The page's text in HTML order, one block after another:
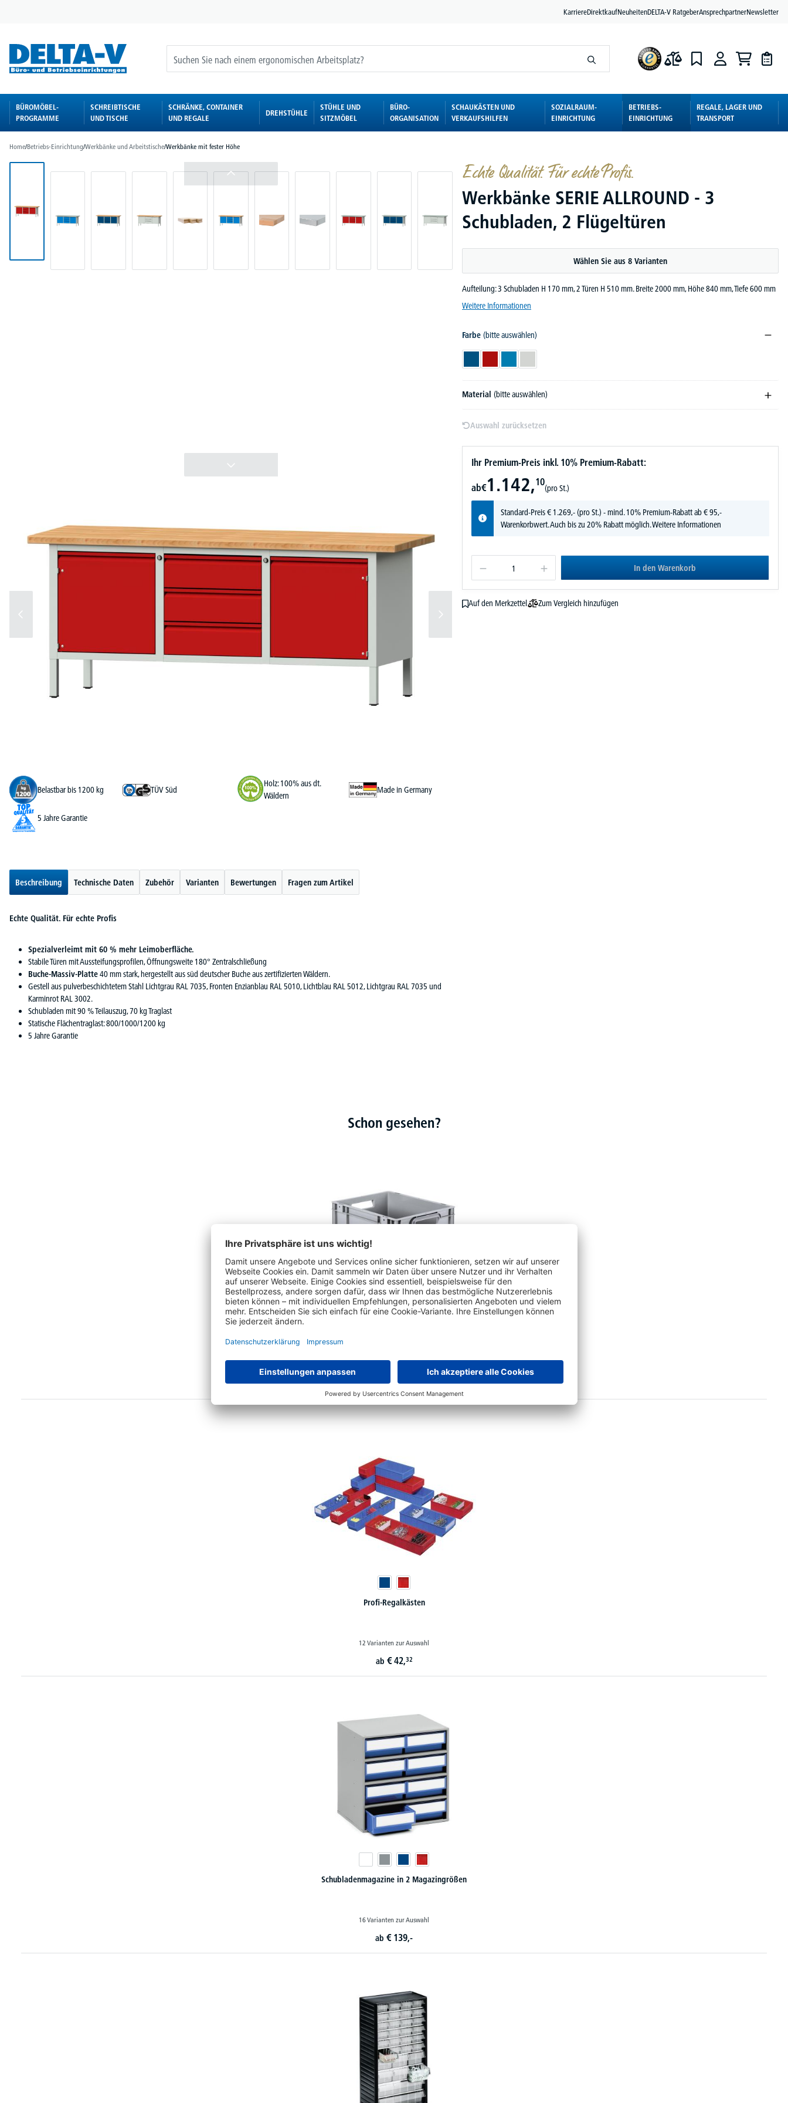
KarriereDirektkaufNeuheitenDELTA-V RatgeberAnsprechpartnerNewsletter
BÜROMÖBEL-
PROGRAMME
SCHREIBTISCHE
UND TISCHE
SCHRÄNKE, CONTAINER
UND REGALE
DREHSTÜHLE
STÜHLE UND
SITZMÖBEL
BÜRO-
ORGANISATION
SCHAUKÄSTEN UND
VERKAUFSHILFEN
SOZIALRAUM-
EINRICHTUNG
BETRIEBS-
EINRICHTUNG
REGALE, LAGER UND
TRANSPORT
Home/Betriebs-Einrichtung/Werkbänke und Arbeitstische/Werkbänke mit fester Höhe
Echte Qualität. Für echte Profis.
Werkbänke SERIE ALLROUND - 3
Schubladen, 2 Flügeltüren
Wählen Sie aus 8 Varianten
Aufteilung: 3 Schubladen H 170 mm, 2 Türen H 510 mm. Breite 2000 mm, Höhe 840 mm, Tiefe 600 mm
Weitere Informationen
Farbe (bitte auswählen)
Material (bitte auswählen)
Auswahl zurücksetzen
Ihr Premium-Preis inkl. 10% Premium-Rabatt:
ab€1.142,10
(pro St.)
Standard-Preis€ 1.269,-(pro St.) - mind. 10% Premium-Rabatt ab € 95,-
Warenkorbwert. Auch bis zu 20% Rabatt möglich.Weitere Informationen
In den Warenkorb
Auf den Merkzettel Zum Vergleich hinzufügen
Belastbar bis 1200 kg TÜV Süd
Holz: 100% aus dt.
Wäldern
Made in Germany
5 Jahre Garantie
Beschreibung Technische Daten Zubehör Varianten Bewertungen Fragen zum Artikel
Echte Qualität. Für echte Profis
Spezialverleimt mit 60 % mehr Leimoberfläche.
Stabile Türen mit Aussteifungsprofilen, Öffnungsweite 180° Zentralschließung
Buche-Massiv-Platte40 mm stark, hergestellt aus süd deutscher Buche aus zertifizierten Wäldern.
Gestell aus pulverbeschichtetem Stahl Lichtgrau RAL 7035, Fronten Enzianblau RAL 5010, Lichtblau RAL 5012, Lichtgrau RAL 7035 und
Karminrot RAL 3002.
Schubladen mit 90 % Teilauszug, 70 kg Traglast
Statische Flächentraglast: 800/1000/1200 kg
5 Jahre Garantie
Schon gesehen?
ab€ 7,99 statt€ 22,99
Profi-Regalkästen
12 Varianten zur Auswahl
ab € 42,32
Schubladenmagazine in 2 Magazingrößen
16 Varianten zur Auswahl
ab € 139,-